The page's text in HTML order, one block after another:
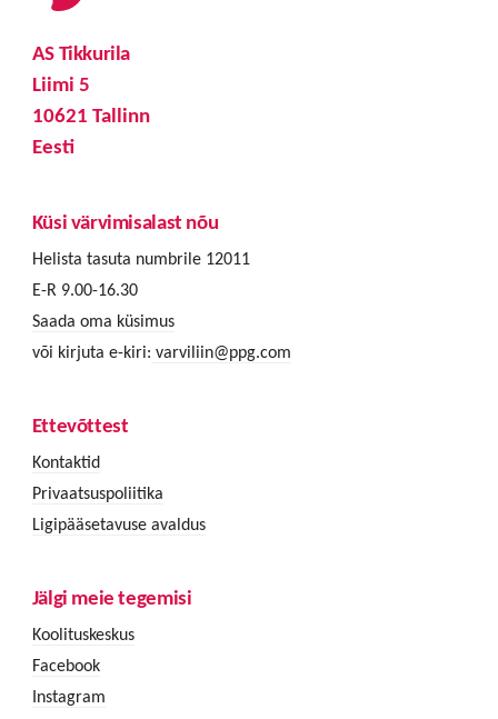
AS Tikkurila
Liimi 5
10621 Tallinn
Eesti
Küsi värvimisalast nõu
Helista tasuta numbrile 12011
E-R 9.00-16.30
Saada oma küsimus
või kirjuta e-kiri: varviliin@ppg.com
Ettevõttest
Kontaktid
Privaatsuspoliitika
Ligipääsetavuse avaldus
Jälgi meie tegemisi
Koolituskeskus
Facebook
Instagram